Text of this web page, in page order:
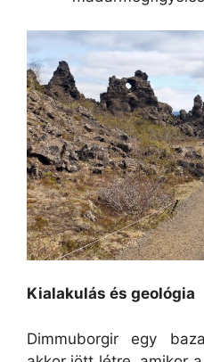
Kialakulás és geológia
Dimmuborgir egy